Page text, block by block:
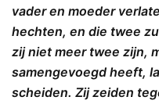
vader en moeder
hechten, en die twee
zij niet meer twee zijn,
samengevoegd heeft,
scheiden. Zij zeiden